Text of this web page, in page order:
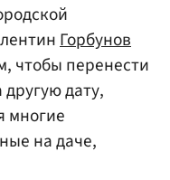
Горбунов
чтобы перенести
дату,
многие
на даче,